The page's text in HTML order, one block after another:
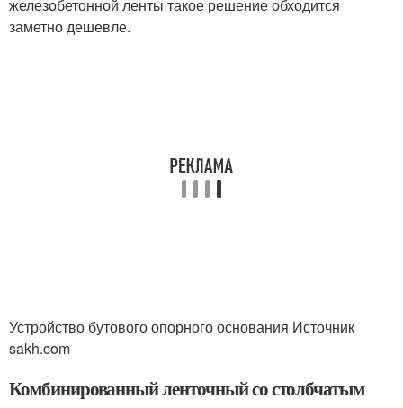
железобетонной ленты такое решение обходится
заметно дешевле.
Устройство бутового опорного основания Источник
sakh.com
Комбинированный ленточный со столбчатым